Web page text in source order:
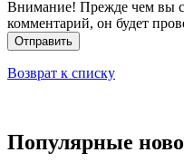
Внимание! Прежде чем вы
комментарий, он будет
Отправить
Возврат к списку
Популярные